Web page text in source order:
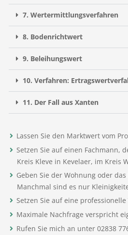
7. Wertermittlungsverfahren
8. Bodenrichtwert
9. Beleihungswert
10. Verfahren:
11. Der Fall aus Xanten
Lassen Sie den Marktwert vom
Setzen Sie auf einen Fachmann,
Kreis Kleve in Kevelaer, im Kreis
Geben Sie der Wohnung oder
Manchmal sind es nur
Setzen Sie auf eine
Maximale Nachfrage verspricht
Rufen Sie mich an unter 02838